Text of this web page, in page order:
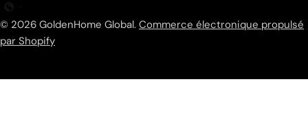
© 2026 GoldenHome Global. Commerce électronique propulsé
par Shopify